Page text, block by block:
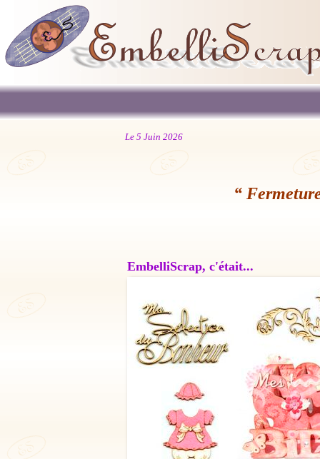
Le 5 Juin 2026
“
EmbelliScrap, c'était...